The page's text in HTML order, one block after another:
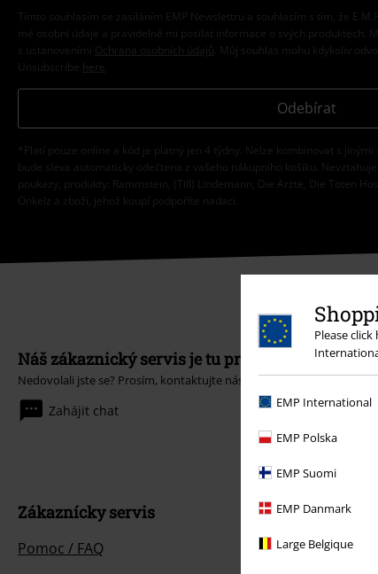
Please
EMP International
EMP Polska
EMP Suomi
EMP Danmark
Large Belgique
Tímto souhlasím se zasíláním EMP Newslettru a souhlasím s tím, že
mé osobní údaje a pravidelně mi posílat informace o svých produktech.
s ustanoveními
Ochrana osobních údajů . Můj souhlas mohu kdykoliv
Unsubscribe here
Odebírat
*Platí pouze online a kód je platný jen 4 týdny. Nelze kombinovat s
bude sleva automaticky odečtena z vašeho nákupního košíku.
poukazy, produkty: Rammstein, (Till) Lindemann, Die Ärzte, Die Toten
Onkelz a zboží, jehož koupí podpoříte nadaci.
Náš zákaznický servis je tu pro vás
Nedovolali jste se? Prosím, kontaktujte nás znovu: zítra od 09:00 do
Zahájit chat
Zákaznícky servis
Pomoc / FAQ